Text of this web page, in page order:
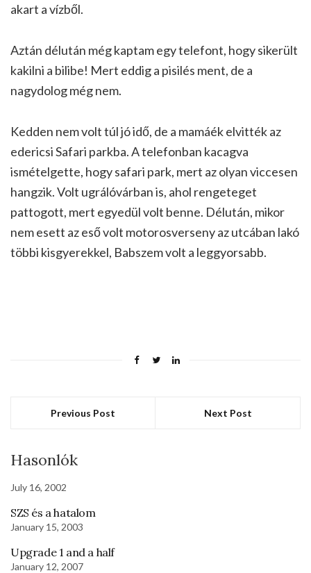
akart a vízből.
Aztán délután még kaptam egy telefont, hogy sikerült
kakilni a bilibe! Mert eddig a pisilés ment, de a
nagydolog még nem.
Kedden nem volt túl jó idő, de a mamáék elvitték az
edericsi Safari parkba. A telefonban kacagva
ismételgette, hogy safari park, mert az olyan viccesen
hangzik. Volt ugrálóvárban is, ahol rengeteget
pattogott, mert egyedül volt benne. Délután, mikor
nem esett az eső volt motorosverseny az utcában lakó
többi kisgyerekkel, Babszem volt a leggyorsabb.
Previous Post Next Post
Hasonlók
July 16, 2002
SZS és a hatalom
January 15, 2003
Upgrade 1 and a half
January 12, 2007